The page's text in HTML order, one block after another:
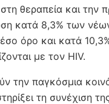
θεραπεία και την
κατά 8,3% των
όρο και κατά
με τον HIV.
την παγκόσμια
τη συνέχιση